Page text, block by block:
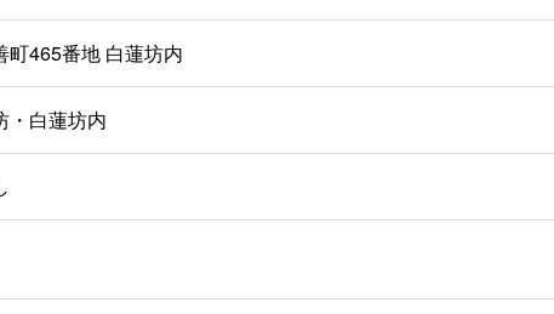
町465番地 白蓮坊内
・白蓮坊内